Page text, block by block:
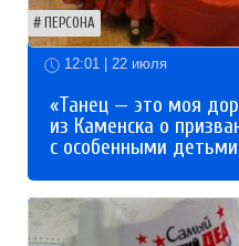
ПЕРСОНА
12:01 | 22 июля
«Танец — это моя
из Каменска о
с особенными детьми